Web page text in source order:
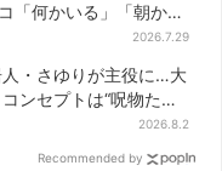
「何かいる」「朝から
2026.7.29
・さゆりが主役に…大
ンセプトは“呪物たち
2026.8.2
Recommended by